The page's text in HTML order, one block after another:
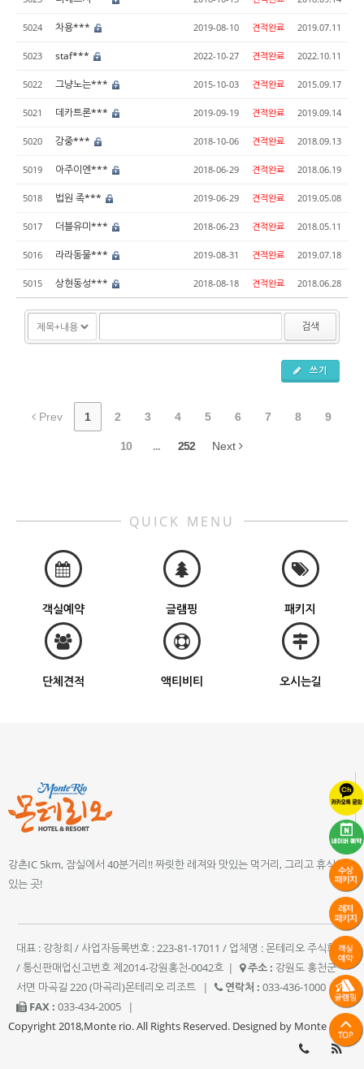
5024 차용*** 2019-08-10 견적완료 2019.07.11
5023 staf*** 2022-10-27 견적완료 2022.10.11
5022 그냥노는*** 2015-10-03 견적완료 2015.09.17
5021 데카트론*** 2019-09-19 견적완료 2019.09.14
5020 강중*** 2018-10-06 견적완료 2018.09.13
5019 아주이엔*** 2018-06-29 견적완료 2018.06.19
5018 법원 족*** 2019-06-29 견적완료 2019.05.08
5017 더블유미*** 2018-06-23 견적완료 2018.05.11
5016 라라동물*** 2019-08-31 견적완료 2019.07.18
5015 상현동성*** 2018-08-18 견적완료 2018.06.28
검색
쓰기
Prev 1 2 3 4 5 6 7 8 9
10 ... 252 Next
QUICK MENU
객실예약 글램핑 패키지
단체견적 액티비티 오시는길
강촌IC 5km, 잠실에서 40분거리!! 짜릿한 레져와 맛있는 먹거리, 그리고 휴식이
있는 곳!
대표 : 강창희 / 사업자등록번호 : 223-81-17011 / 업체명 : 몬테리오 주식회사
/ 통신판매업신고번호 제2014-강원홍천-0042호 | 주소 : 강원도 홍천군
서면 마곡길 220 (마곡리)몬테리오 리조트
| 연락처 : 033-436-1000
|
FAX : 033-434-2005
|
Copyright 2018,Monte rio. All Rights Reserved. Designed by Monte rio.